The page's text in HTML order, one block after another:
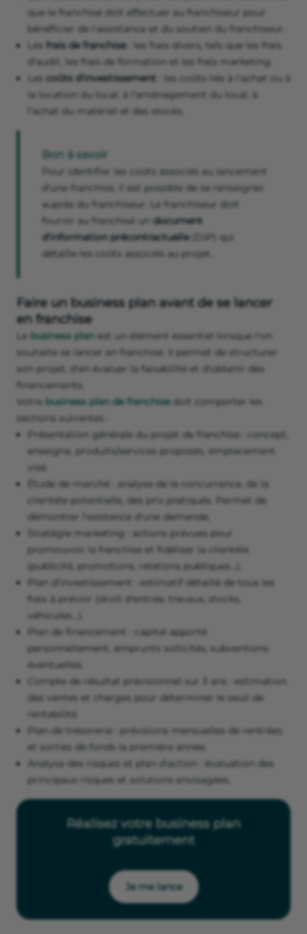
que le franchisé doit effectuer au franchiseur pour
bénéficier de l'assistance et du soutien du franchiseur.
Les frais de franchise: les frais divers, tels que les frais
d'audit, les frais de formation et les frais marketing.
Les coûts d'investissement : les coûts liés à l'achat ou à
la location du local, à l'aménagement du local, à
l'achat du matériel et des stocks.
Bon à savoir
Pour identifier les coûts associés au lancement
d'une franchise, il est possible de se renseigner
auprès du franchiseur. Le franchiseur doit
fournir au franchisé un document
d'information précontractuelle(DIP) qui
détaille les coûts associés au projet.
Faire un business plan avant de se lancer
en franchise
Le business planest un élément essentiel lorsque l'on
souhaite se lancer en franchise. Il permet de structurer
son projet, d'en évaluer la faisabilité et d'obtenir des
financements.
Votre business plan de franchisedoit comporter les
sections suivantes :
Présentation générale du projet de franchise : concept,
enseigne, produits/services proposés, emplacement
visé.
Étude de marché : analyse de la concurrence, de la
clientèle potentielle, des prix pratiqués. Permet de
démontrer l'existence d'une demande.
Stratégie marketing : actions prévues pour
promouvoir la franchise et fidéliser la clientèle
(publicité, promotions, relations publiques...).
Plan d'investissement : estimatif détaillé de tous les
frais à prévoir (droit d'entrée, travaux, stocks,
véhicules...).
Plan de financement : capital apporté
personnellement, emprunts sollicités, subventions
éventuelles.
Compte de résultat prévisionnel sur 3 ans : estimation
des ventes et charges pour déterminer le seuil de
rentabilité.
Plan de trésorerie : prévisions mensuelles de rentrées
et sorties de fonds la première année.
Analyse des risques et plan d'action : évaluation des
principaux risques et solutions envisagées.
Réalisez votre business plan
gratuitement
Je me lance